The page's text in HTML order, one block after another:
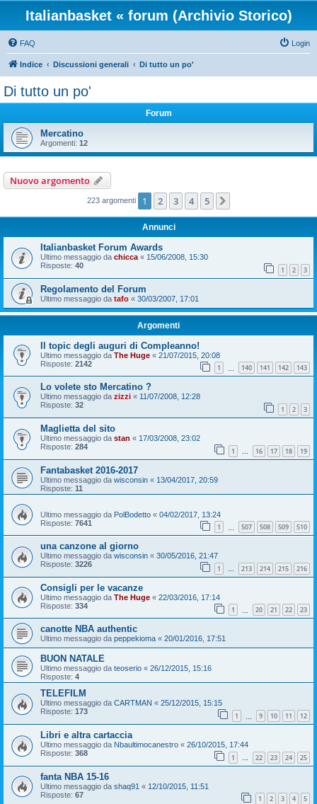
Italianbasket « forum (Archivio Storico)
FAQ Login
Indice Discussioni generali Di tutto un po'
Di tutto un po'
Forum
Mercatino
Argomenti: 12
Nuovo argomento
223 argomenti 1 2 3 4 5
Annunci
Italianbasket Forum Awards
Ultimo messaggio da chicca « 15/06/2008, 15:30
Risposte: 40 1 2 3
Regolamento del Forum
Ultimo messaggio da tafo « 30/03/2007, 17:01
Argomenti
Il topic degli auguri di Compleanno!
Ultimo messaggio da The Huge « 21/07/2015, 20:08
Risposte: 2142 1 140 141 142 143
Lo volete sto Mercatino ?
Ultimo messaggio da zizzi « 11/07/2008, 12:28
Risposte: 32 1 2 3
Maglietta del sito
Ultimo messaggio da stan « 17/03/2008, 23:02
Risposte: 284 1 … 16 17 18 19
Fantabasket 2016-2017
Ultimo messaggio da wisconsin « 13/04/2017, 20:59
Risposte: 11
Ultimo messaggio da PolBodetto « 04/02/2017, 13:24
Risposte: 7641 1 507 508 509 510
una canzone al giorno
Ultimo messaggio da wisconsin « 30/05/2016, 21:47
Risposte: 3226 1 … 213 214 215 216
Consigli per le vacanze
Ultimo messaggio da The Huge « 22/03/2016, 17:14
Risposte: 334 1 20 21 22 23
canotte NBA authentic
Ultimo messaggio da peppekioma « 20/01/2016, 17:51
BUON NATALE
Ultimo messaggio da teoserio « 26/12/2015, 15:16
Risposte: 4
TELEFILM
Ultimo messaggio da CARTMAN « 25/12/2015, 15:15
Risposte: 173 1 9 10 11 12
Libri e altra cartaccia
Ultimo messaggio da Nbaultimocanestro « 26/10/2015, 17:44
Risposte: 368 1 … 22 23 24 25
fanta NBA 15-16
Ultimo messaggio da shaq91 « 12/10/2015, 11:51
Risposte: 67 1 2 3 4 5